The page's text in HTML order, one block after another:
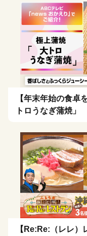
【年末年始の食卓
トロうなぎ蒲焼」
【Re:Re:（レレ